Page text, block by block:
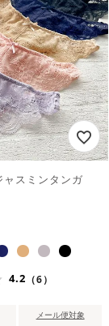
ャスミンタンガ
4.2 （6）
メール便対象